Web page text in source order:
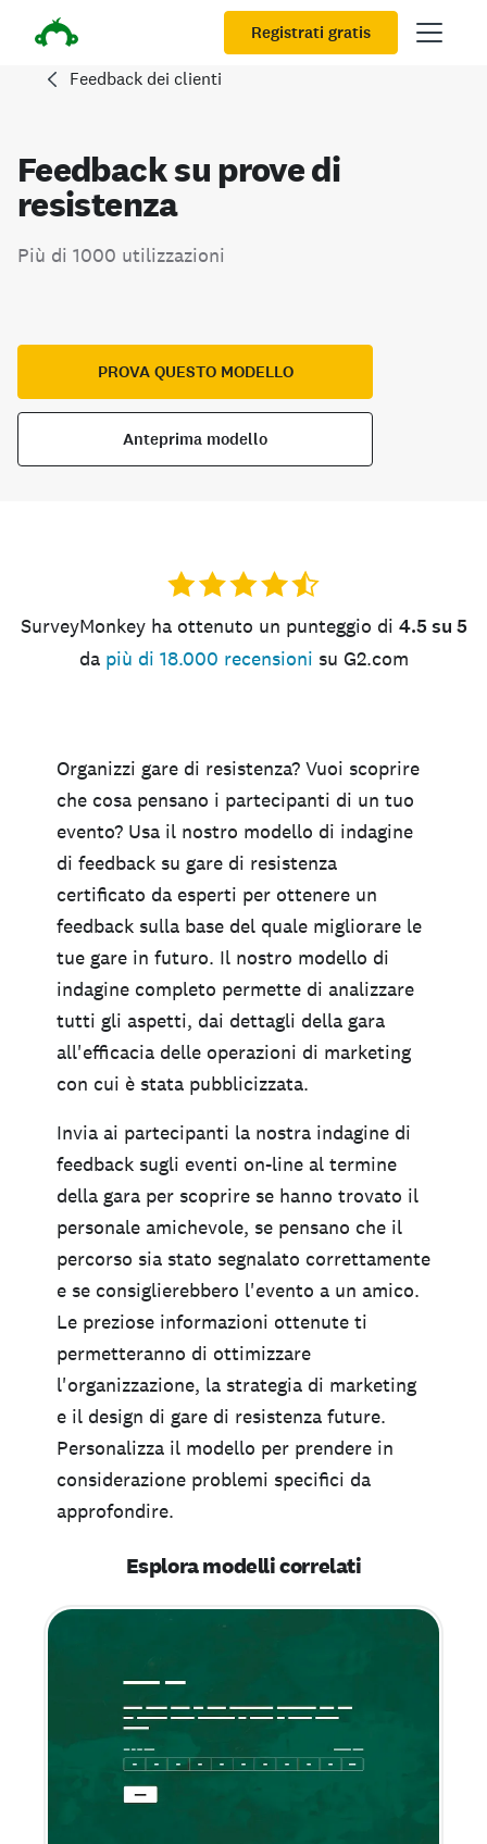
Registrati gratis
Feedback dei clienti
Feedback su prove di
resistenza
Più di 1000 utilizzazioni
PROVA QUESTO MODELLO
Anteprima modello
SurveyMonkey ha ottenuto un punteggio di 4.5 su 5
da più di 18.000 recensioni su G2.com
Organizzi gare di resistenza? Vuoi scoprire
che cosa pensano i partecipanti di un tuo
evento? Usa il nostro modello di indagine
di feedback su gare di resistenza
certificato da esperti per ottenere un
feedback sulla base del quale migliorare le
tue gare in futuro. Il nostro modello di
indagine completo permette di analizzare
tutti gli aspetti, dai dettagli della gara
all'efficacia delle operazioni di marketing
con cui è stata pubblicizzata.
Invia ai partecipanti la nostra indagine di
feedback sugli eventi on-line al termine
della gara per scoprire se hanno trovato il
personale amichevole, se pensano che il
percorso sia stato segnalato correttamente
e se consiglierebbero l'evento a un amico.
Le preziose informazioni ottenute ti
permetteranno di ottimizzare
l'organizzazione, la strategia di marketing
e il design di gare di resistenza future.
Personalizza il modello per prendere in
considerazione problemi specifici da
approfondire.
Esplora modelli correlati